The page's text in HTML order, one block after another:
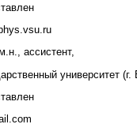
ассистент,
университет